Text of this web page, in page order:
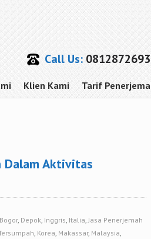
Call Us:
Klien Kami Tarif
Dalam Aktivitas
Bogor, Depok, Inggris, Italia,Jasa Penerjemah
, Korea, Makassar, Malaysia,